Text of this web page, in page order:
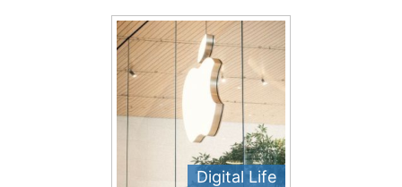
Digital Life